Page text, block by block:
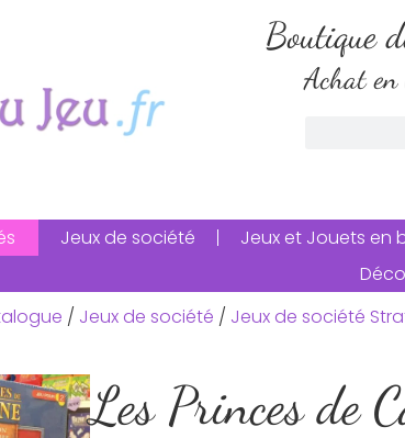
Boutique
Achat
Jeux de société Jeux et Jouets en
/ Jeux de société / Jeux de société
Les Princes de